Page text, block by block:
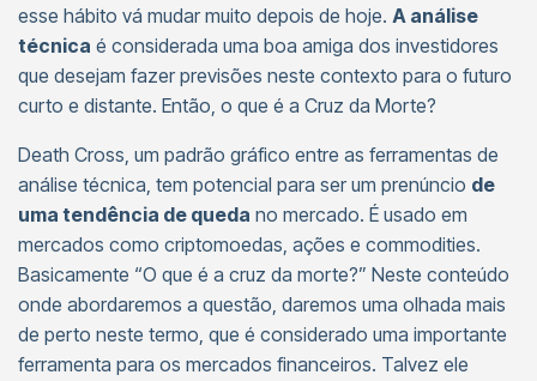
esse hábito vá mudar muito depois de hoje. A análise
técnica é considerada uma boa amiga dos investidores
que desejam fazer previsões neste contexto para o futuro
curto e distante. Então, o que é a Cruz da Morte?
Death Cross, um padrão gráfico entre as ferramentas de
análise técnica, tem potencial para ser um prenúncio de
uma tendência de queda no mercado. É usado em
mercados como criptomoedas, ações e commodities.
Basicamente “O que é a cruz da morte?” Neste conteúdo
onde abordaremos a questão, daremos uma olhada mais
de perto neste termo, que é considerado uma importante
ferramenta para os mercados financeiros. Talvez ele